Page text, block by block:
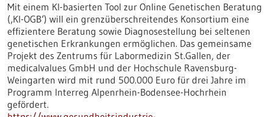
Mit einem KI-basierten Tool zur Online Genetischen Beratung
(‚KI-OGB‘) will ein grenzüberschreitendes Konsortium eine
effizientere Beratung sowie Diagnosestellung bei seltenen
genetischen Erkrankungen ermöglichen. Das gemeinsame
Projekt des Zentrums für Labormedizin St.Gallen, der
medicalvalues GmbH und der Hochschule Ravensburg-
Weingarten wird mit rund 500.000 Euro für drei Jahre im
Programm Interreg Alpenrhein-Bodensee-Hochrhein
gefördert.